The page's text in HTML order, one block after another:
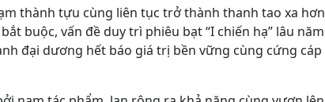
thành tựu cùng liên tục trở thành thanh tao xa hơn
buộc, vấn đề duy trì phiêu bạt “I chiến hạ” lâu năm
đại dương hết báo giá trị bền vững cùng cứng cáp